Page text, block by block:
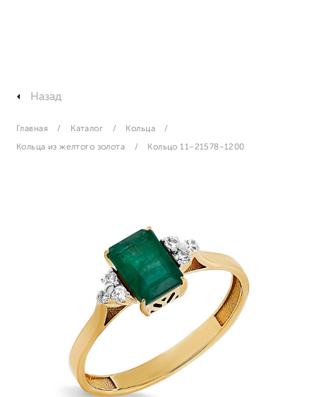
Назад
Главная Каталог Кольца
Кольца из желтого золота Кольцо 11-21578-1200